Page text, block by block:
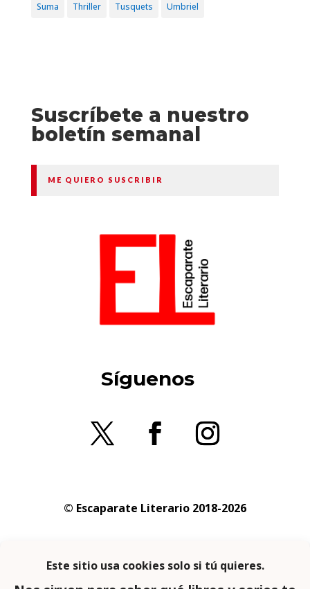
Suma Thriller Tusquets Umbriel
Suscríbete a nuestro
boletín semanal
ME QUIERO SUSCRIBIR
Síguenos
© Escaparate Literario 2018-2026
privacidad